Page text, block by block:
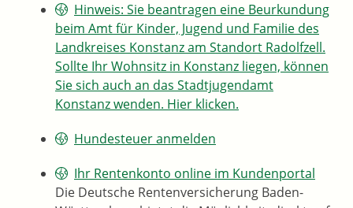
Hinweis: Sie beantragen eine Beurkundung
beim Amt für Kinder, Jugend und Familie des
Landkreises Konstanz am Standort Radolfzell.
Sollte Ihr Wohnsitz in Konstanz liegen, können
Sie sich auch an das Stadtjugendamt
Konstanz wenden. Hier klicken.
Hundesteuer anmelden
Ihr Rentenkonto online im Kundenportal
Die Deutsche Rentenversicherung Baden-